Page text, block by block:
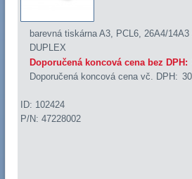
barevná tiskárna A3, PCL6, 26A4/14A3
DUPLEX
Doporučená koncová cena bez DPH:
Doporučená koncová cena vč. DPH:
ID: 102424
P/N: 47228002